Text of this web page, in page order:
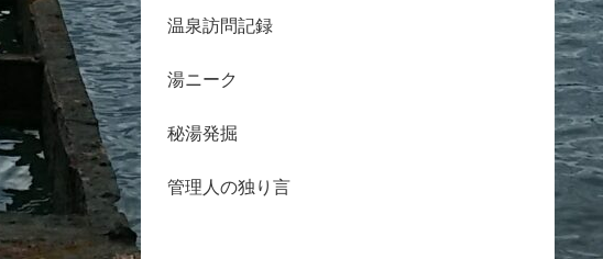
温泉訪問記録
湯ニーク
秘湯発掘
管理人の独り言